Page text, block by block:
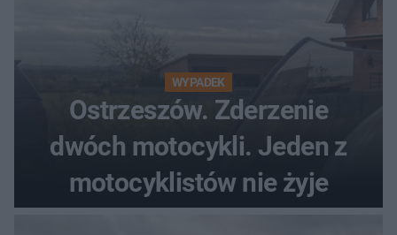
WYPADEK
Ostrzeszów. Zderzenie
dwóch motocykli. Jeden z
motocyklistów nie żyje